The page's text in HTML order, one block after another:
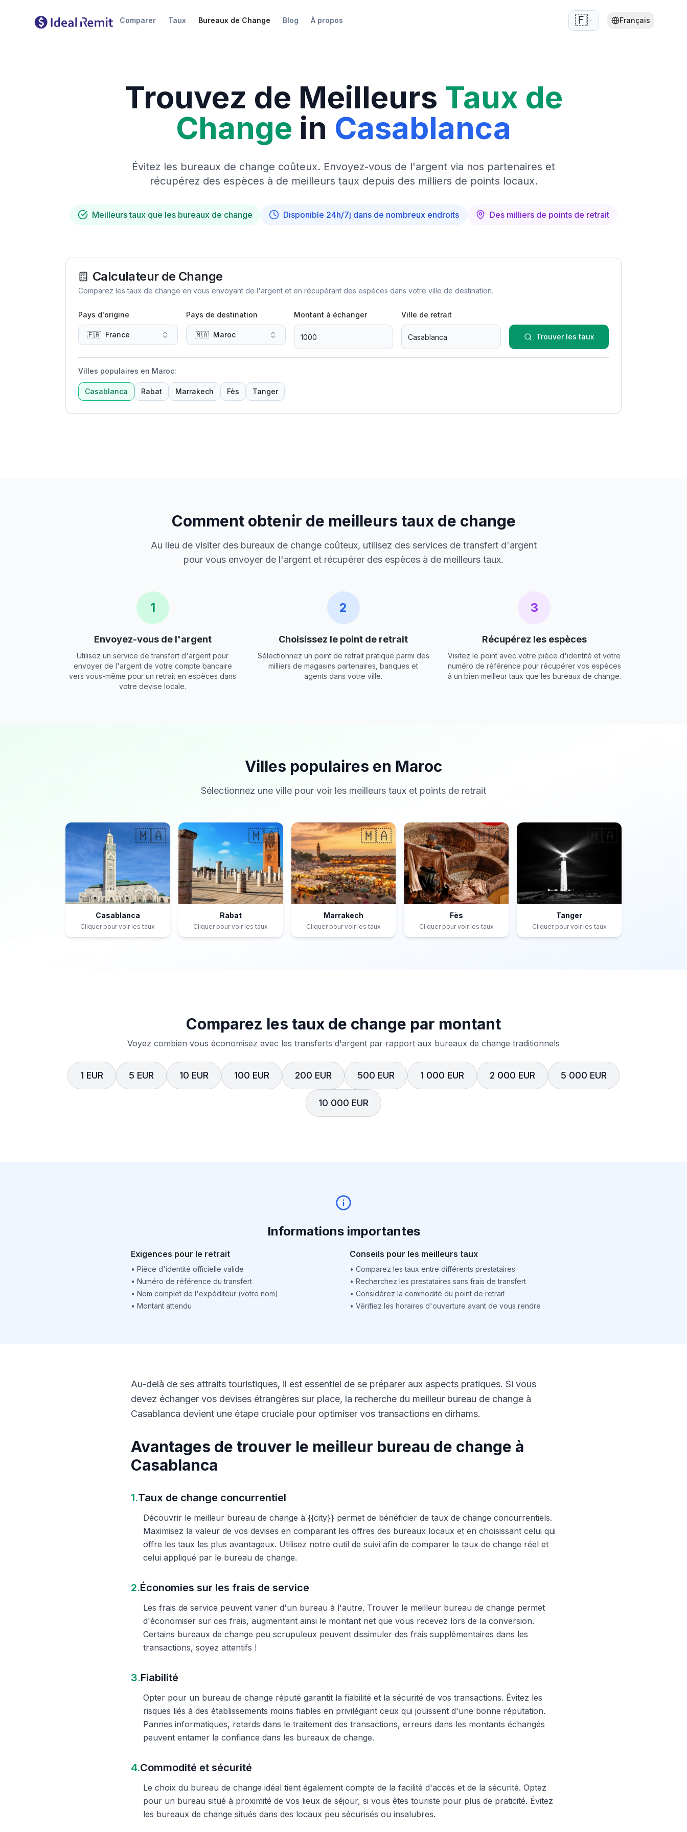
Comparer Taux Bureaux de Change Blog À propos 🇫🇷 Français
Trouvez de Meilleurs Taux de
Change in Casablanca
Évitez les bureaux de change coûteux. Envoyez-vous de l'argent via nos partenaires et
récupérez des espèces à de meilleurs taux depuis des milliers de points locaux.
Meilleurs taux que les bureaux de change Disponible 24h/7j dans de nombreux endroits Des milliers de points de retrait
Calculateur de Change
Comparez les taux de change en vous envoyant de l'argent et en récupérant des espèces dans votre ville de destination.
Pays d'origine
🇫🇷 France
Pays de destination
🇲🇦 Maroc
Montant à échanger Ville de retrait
Trouver les taux
Villes populaires en Maroc:
Casablanca Rabat Marrakech Fès Tanger
Comment obtenir de meilleurs taux de change
Au lieu de visiter des bureaux de change coûteux, utilisez des services de transfert d'argent
pour vous envoyer de l'argent et récupérer des espèces à de meilleurs taux.
1
Envoyez-vous de l'argent
Utilisez un service de transfert d'argent pour
envoyer de l'argent de votre compte bancaire
vers vous-même pour un retrait en espèces dans
votre devise locale.
2
Choisissez le point de retrait
Sélectionnez un point de retrait pratique parmi des
milliers de magasins partenaires, banques et
agents dans votre ville.
3
Récupérez les espèces
Visitez le point avec votre pièce d'identité et votre
numéro de référence pour récupérer vos espèces
à un bien meilleur taux que les bureaux de change.
Villes populaires en Maroc
Sélectionnez une ville pour voir les meilleurs taux et points de retrait
🇲🇦
Casablanca
Cliquer pour voir les taux
🇲🇦
Rabat
Cliquer pour voir les taux
🇲🇦
Marrakech
Cliquer pour voir les taux
🇲🇦
Fès
Cliquer pour voir les taux
🇲🇦
Tanger
Cliquer pour voir les taux
Comparez les taux de change par montant
Voyez combien vous économisez avec les transferts d'argent par rapport aux bureaux de change traditionnels
1 EUR 5 EUR 10 EUR 100 EUR 200 EUR 500 EUR 1 000 EUR 2 000 EUR 5 000 EUR
10 000 EUR
Informations importantes
Exigences pour le retrait
• Pièce d'identité officielle valide
• Numéro de référence du transfert
• Nom complet de l'expéditeur (votre nom)
• Montant attendu
Conseils pour les meilleurs taux
• Comparez les taux entre différents prestataires
• Recherchez les prestataires sans frais de transfert
• Considérez la commodité du point de retrait
• Vérifiez les horaires d'ouverture avant de vous rendre
Au-delà de ses attraits touristiques, il est essentiel de se préparer aux aspects pratiques. Si vous
devez échanger vos devises étrangères sur place, la recherche du meilleur bureau de change à
Casablanca devient une étape cruciale pour optimiser vos transactions en dirhams.
Avantages de trouver le meilleur bureau de change à
Casablanca
1.Taux de change concurrentiel
Découvrir le meilleur bureau de change à {{city}} permet de bénéficier de taux de change concurrentiels.
Maximisez la valeur de vos devises en comparant les offres des bureaux locaux et en choisissant celui qui
offre les taux les plus avantageux. Utilisez notre outil de suivi afin de comparer le taux de change réel et
celui appliqué par le bureau de change.
2.Économies sur les frais de service
Les frais de service peuvent varier d'un bureau à l'autre. Trouver le meilleur bureau de change permet
d'économiser sur ces frais, augmentant ainsi le montant net que vous recevez lors de la conversion.
Certains bureaux de change peu scrupuleux peuvent dissimuler des frais supplémentaires dans les
transactions, soyez attentifs !
3.Fiabilité
Opter pour un bureau de change réputé garantit la fiabilité et la sécurité de vos transactions. Évitez les
risques liés à des établissements moins fiables en privilégiant ceux qui jouissent d'une bonne réputation.
Pannes informatiques, retards dans le traitement des transactions, erreurs dans les montants échangés
peuvent entamer la confiance dans les bureaux de change.
4.Commodité et sécurité
Le choix du bureau de change idéal tient également compte de la facilité d'accès et de la sécurité. Optez
pour un bureau situé à proximité de vos lieux de séjour, si vous êtes touriste pour plus de praticité. Évitez
les bureaux de change situés dans des locaux peu sécurisés ou insalubres.